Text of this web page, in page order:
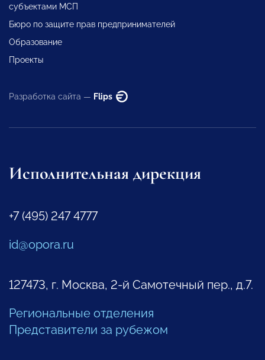
субъектами МСП
Бюро по защите прав предпринимателей
Образование
Проекты
Разработка сайта — Flips
Исполнительная дирекция
+7 (495) 247 4777
id@opora.ru
127473, г. Москва, 2-й Самотечный пер., д.7.
Региональные отделения
Представители за рубежом